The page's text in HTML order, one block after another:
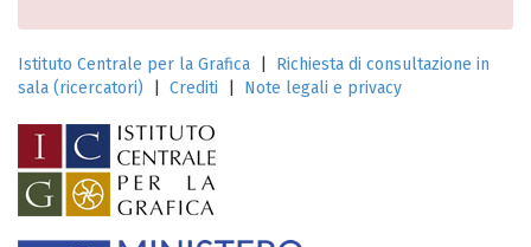
Istituto Centrale per la Grafica
Richiesta di consultazione in
sala (ricercatori)
Crediti Note legali e privacy